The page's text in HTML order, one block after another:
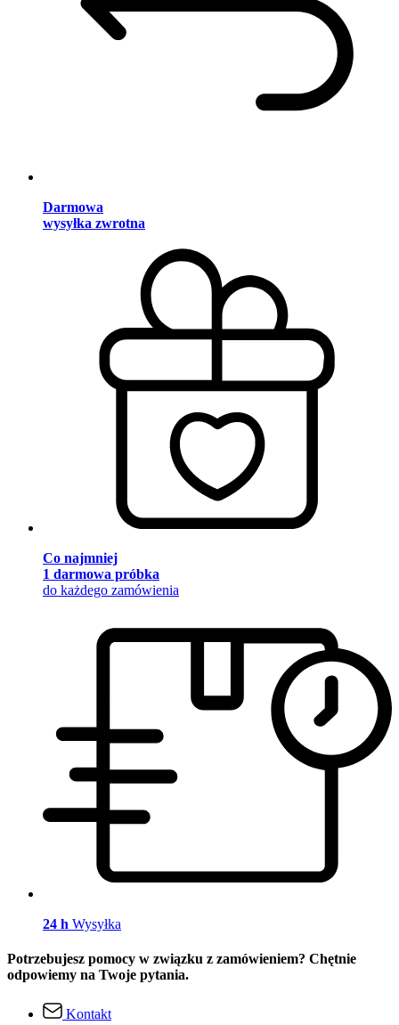
Darmowa
wysyłka zwrotna
Co najmniej
1 darmowa próbka
do każdego zamówienia
24 h Wysyłka
Potrzebujesz pomocy w związku z zamówieniem? Chętnie
odpowiemy na Twoje pytania.
Kontakt